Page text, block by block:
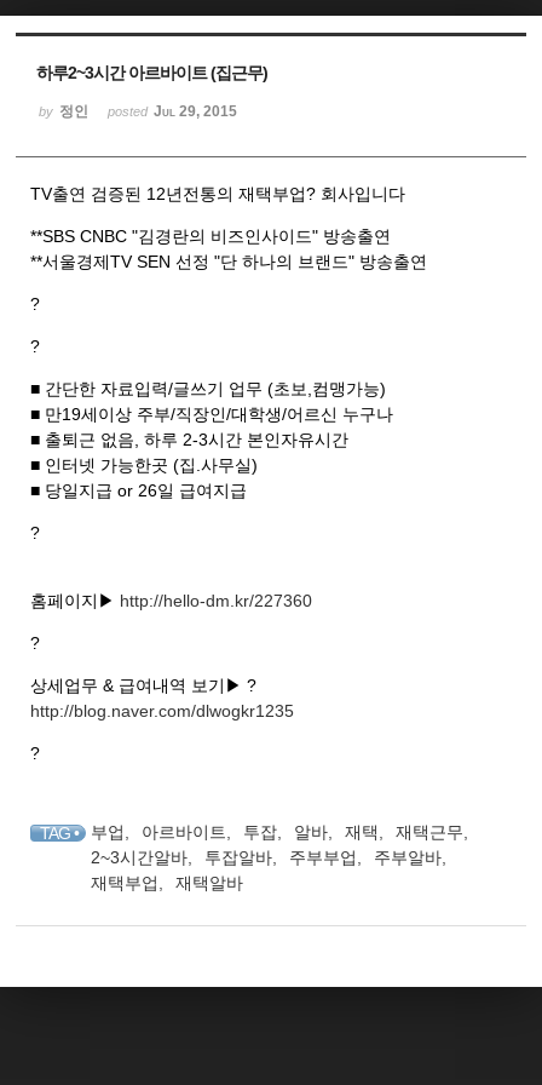
하루2~3시간 아르바이트 (집근무)
by 정인 posted Jul 29, 2015
TV출연 검증된 12년전통의 재택부업? 회사입니다
**SBS CNBC "김경란의 비즈인사이드" 방송출연
**서울경제TV SEN 선정 "단 하나의 브랜드" 방송출연
?
?
■ 간단한 자료입력/글쓰기 업무 (초보,컴맹가능)
■ 만19세이상 주부/직장인/대학생/어르신 누구나
■ 출퇴근 없음, 하루 2-3시간 본인자유시간
■ 인터넷 가능한곳 (집.사무실)
■ 당일지급 or 26일 급여지급
?
홈페이지▶ http://hello-dm.kr/227360
?
상세업무 & 급여내역 보기▶ ?
http://blog.naver.com/dlwogkr1235
?
TAG • 부업 아르바이트 투잡 알바 재택 재택근무
2~3시간알바
투잡알바 주부부업 주부알바
재택부업
재택알바
Sketchbook5, 스케치북5